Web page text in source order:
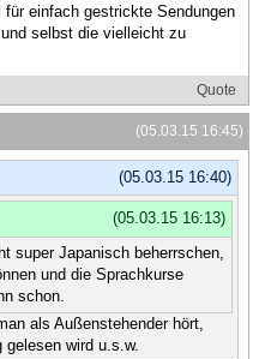
einfach gestrickte Sendungen
selbst die vielleicht zu
Quote
(05.03.15 16:45)
(05.03.15 16:40)
(05.03.15 16:13)
super Japanisch beherrschen,
und die Sprachkurse
schon.
als Außenstehender hört,
wird u.s.w.